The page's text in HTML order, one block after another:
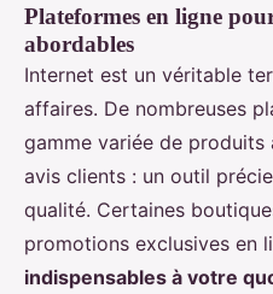
Plateformes en ligne
abordables
Internet est un véritable
affaires. De nombreuses
gamme variée de
avis clients : un outil
qualité. Certaines
promotions exclusives en
indispensables à votre